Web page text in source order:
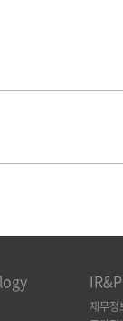
재무정